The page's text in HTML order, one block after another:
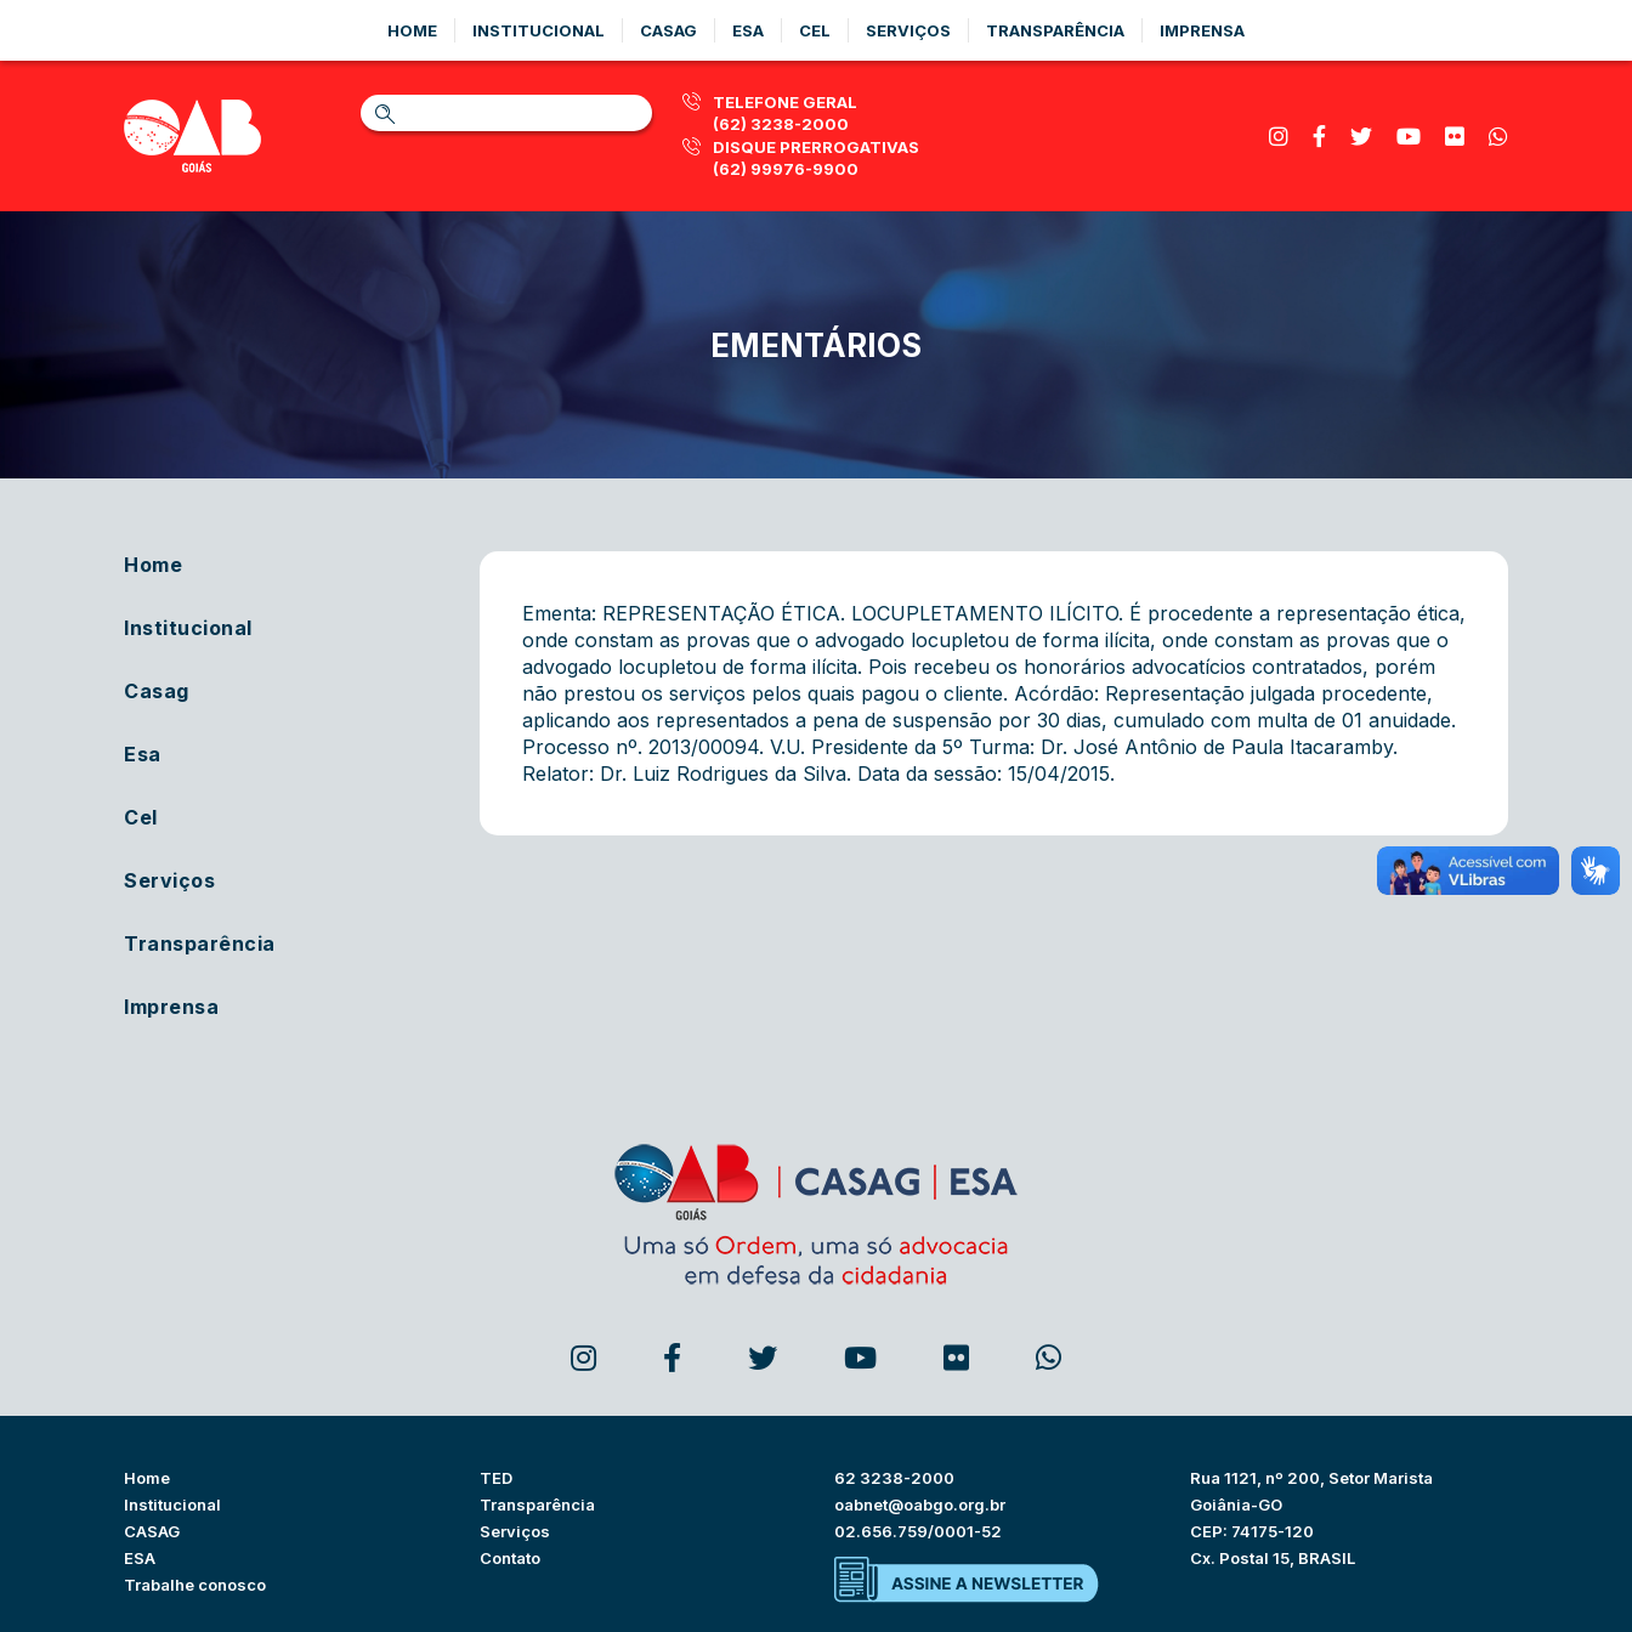
HOME INSTITUCIONAL CASAG ESA CEL SERVIÇOS TRANSPARÊNCIA IMPRENSA
TELEFONE GERAL
(62) 3238-2000
DISQUE PRERROGATIVAS
(62) 99976-9900
EMENTÁRIOS
Home
Institucional
Casag
Esa
Cel
Serviços
Transparência
Imprensa
Ementa: REPRESENTAÇÃO ÉTICA. LOCUPLETAMENTO ILÍCITO. É procedente a representação ética,
onde constam as provas que o advogado locupletou de forma ilícita, onde constam as provas que o
advogado locupletou de forma ilícita. Pois recebeu os honorários advocatícios contratados, porém
não prestou os serviços pelos quais pagou o cliente. Acórdão: Representação julgada procedente,
aplicando aos representados a pena de suspensão por 30 dias, cumulado com multa de 01 anuidade.
Processo nº. 2013/00094. V.U. Presidente da 5º Turma: Dr. José Antônio de Paula Itacaramby.
Relator: Dr. Luiz Rodrigues da Silva. Data da sessão: 15/04/2015.
Home
Institucional
CASAG
ESA
Trabalhe conosco
TED
Transparência
Serviços
Contato
62 3238-2000
oabnet@oabgo.org.br
02.656.759/0001-52
Rua 1121, nº 200, Setor Marista
Goiânia-GO
CEP: 74175-120
Cx. Postal 15, BRASIL